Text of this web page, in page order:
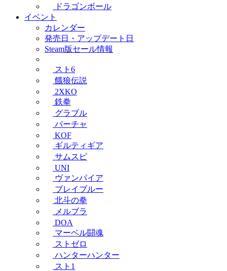
ドラゴンボール
イベント
カレンダー
発売日・アップデート日
Steam版セール情報
スト6
餓狼伝説
2XKO
鉄拳
グラブル
バーチャ
KOF
ギルティギア
サムスピ
UNI
ヴァンパイア
ブレイブルー
北斗の拳
メルブラ
DOA
マーベル闘魂
ストゼロ
ハンターハンター
スト1